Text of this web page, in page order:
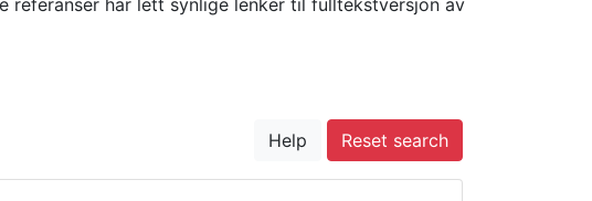
referanser har lett synlige lenker til fulltekstversjon av
Help Reset search